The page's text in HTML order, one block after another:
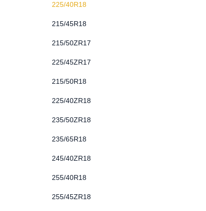
225/40R18
215/45R18
215/50ZR17
225/45ZR17
215/50R18
225/40ZR18
235/50ZR18
235/65R18
245/40ZR18
255/40R18
255/45ZR18